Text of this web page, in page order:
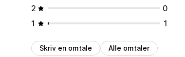
2
0
1
1
Skriv en omtale Alle omtaler